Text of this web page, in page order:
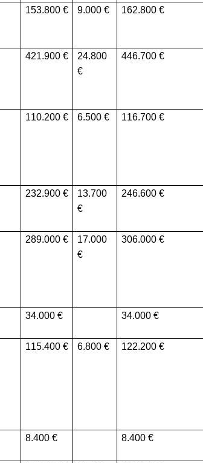
153.800 9.000 162.800
421.900 24.800 446.700
110.200 6.500 116.700
232.900 13.700 246.600
289.000 17.000 306.000
34.000 34.000
115.400 6.800 122.200
8.400 8.400